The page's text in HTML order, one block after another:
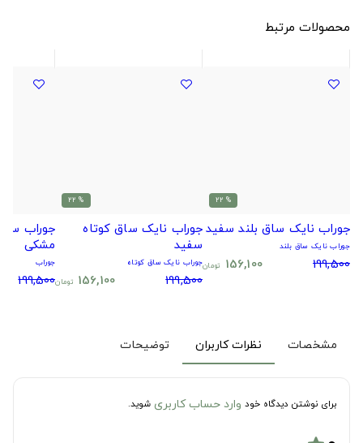
محصولات مرتبط
% 22
جوراب نایک ساق بلند سفید
جوراب نایک ساق بلند
199,500
156,100 تومان
% 22
جوراب نایک ساق کوتاه
سفید
جوراب نایک ساق کوتاه
199,500
156,100 تومان
جوراب
مشکی
جوراب
199,500
مشخصات نظرات کاربران توضیحات
برای نوشتن دیدگاه خود وارد حساب کاربری شوید.